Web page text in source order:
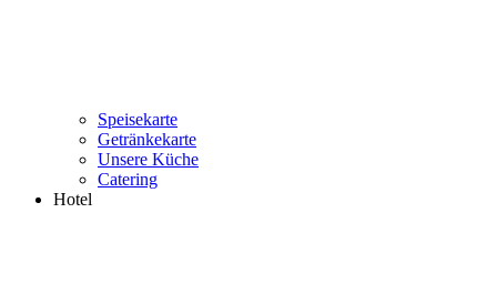
Speisekarte
Getränkekarte
Unsere Küche
Catering
Hotel